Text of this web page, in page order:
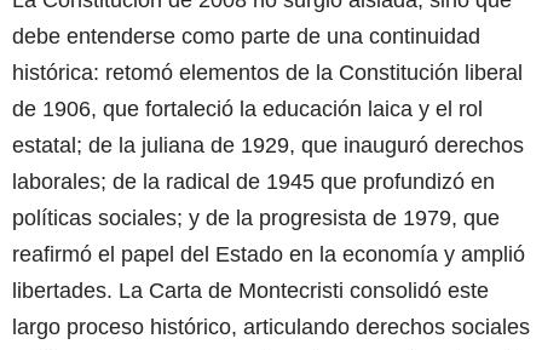
debe entenderse como parte de una continuidad
histórica: retomó elementos de la Constitución liberal
de 1906, que fortaleció la educación laica y el rol
estatal; de la juliana de 1929, que inauguró derechos
laborales; de la radical de 1945 que profundizó en
políticas sociales; y de la progresista de 1979, que
reafirmó el papel del Estado en la economía y amplió
libertades. La Carta de Montecristi consolidó este
largo proceso histórico, articulando derechos sociales